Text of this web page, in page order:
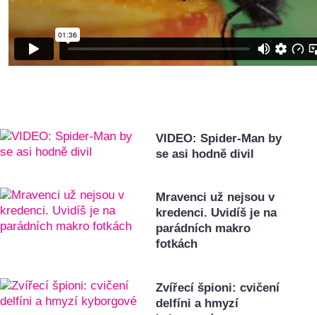
VIDEO: Spider-Man by
se asi hodně divil
Mravenci už nejsou v
kredenci. Uvidíš je na
parádních makro
fotkách
Zvířecí špioni: cvičení
delfíni a hmyzí